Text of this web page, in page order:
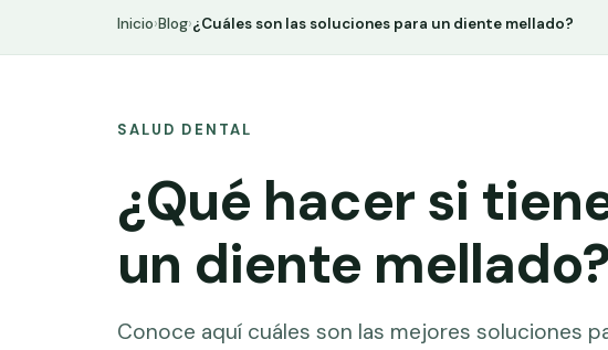
Inicio›Blog›¿Cuáles son las soluciones para un diente mellado?
SALUD DENTAL
¿Qué hacer si
un diente mellado?
Conoce aquí cuáles son las mejores soluciones